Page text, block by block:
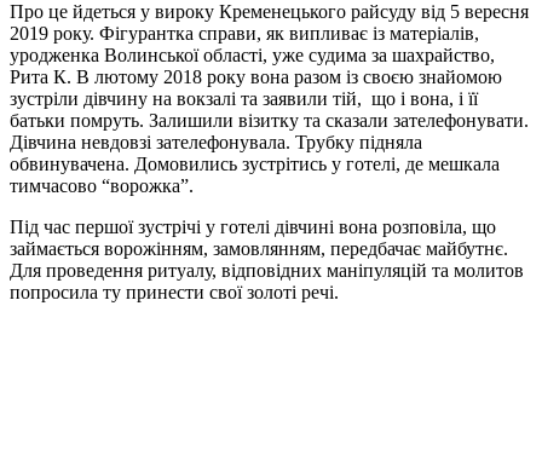
Про це йдеться у вироку Кременецького райсуду від 5 вересня
2019 року. Фігурантка справи, як випливає із матеріалів,
уродженка Волинської області, уже судима за шахрайство,
Рита К. В лютому 2018 року вона разом із своєю знайомою
зустріли дівчину на вокзалі та заявили тій, що і вона, і її
батьки помруть. Залишили візитку та сказали зателефонувати.
Дівчина невдовзі зателефонувала. Трубку підняла
обвинувачена. Домовились зустрітись у готелі, де мешкала
тимчасово “ворожка”.
Під час першої зустрічі у готелі дівчині вона розповіла, що
займається ворожінням, замовлянням, передбачає майбутнє.
Для проведення ритуалу, відповідних маніпуляцій та молитов
попросила ту принести свої золоті речі.